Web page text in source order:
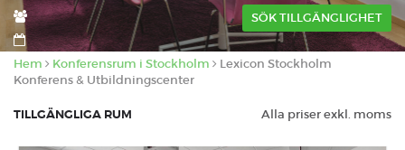
SÖK TILLGÄNGLIGHET
Hem Konferensrum i Stockholm
Lexicon Stockholm
Konferens & Utbildningscenter
Alla priser exkl. moms
TILLGÄNGLIGA RUM